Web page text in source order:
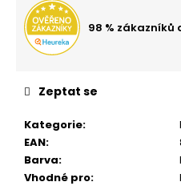
98 % zákazníků
Kategorie:
EAN:
Barva:
Vhodné pro:
Zeptat se
e
m
STUDENTSKÝ
BATOH
OXY
SCOOLER
DOTS
PINK